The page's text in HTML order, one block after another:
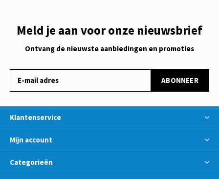
Meld je aan voor onze nieuwsbrief
Ontvang de nieuwste aanbiedingen en promoties
ABONNEER
Klantenservice
Mijn account
Categorieën